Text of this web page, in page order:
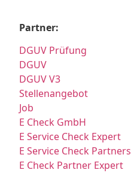
Partner:
DGUV Prüfung
DGUV
DGUV V3
Stellenangebot
Job
E Check GmbH
E Service Check Expert
E Service Check Partners
E Check Partner Expert